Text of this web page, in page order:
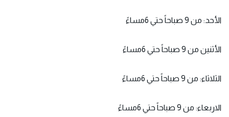
الأحد: من 9 صباحاً حتي 6مساءً
الأثنين من 9 صباحاً حتي 6مساءً
الثلاثاء: من 9 صباحاً حتي 6مساءً
الاربعاء: من 9 صباحاً حتي 6مساءً